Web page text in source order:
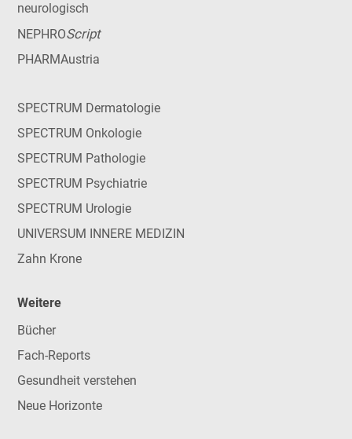
neurologisch
NEPHROScript
PHARMAustria
SPECTRUM Dermatologie
SPECTRUM Onkologie
SPECTRUM Pathologie
SPECTRUM Psychiatrie
SPECTRUM Urologie
UNIVERSUM INNERE MEDIZIN
Zahn Krone
Weitere
Bücher
Fach-Reports
Gesundheit verstehen
Neue Horizonte